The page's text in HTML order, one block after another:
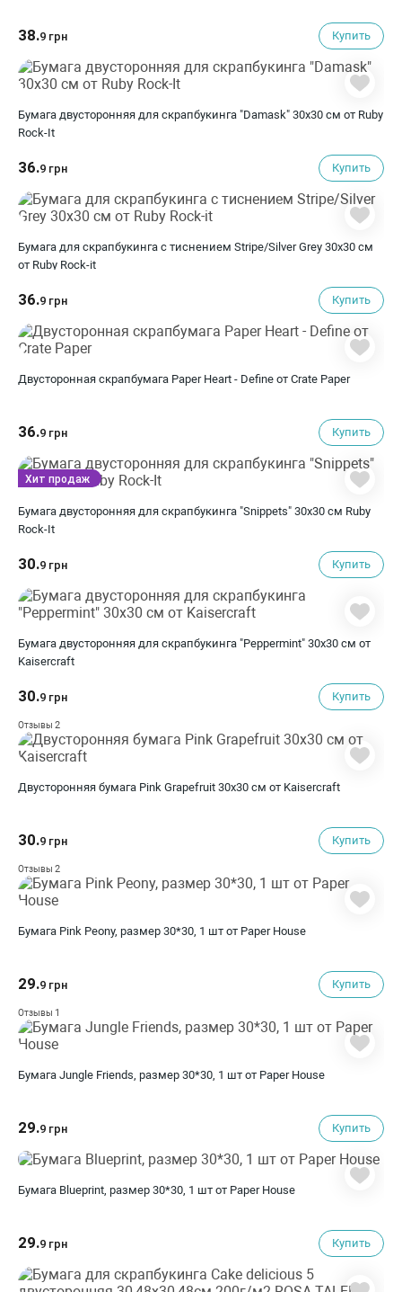
38.9 грн Купить
Бумага двусторонняя для скрапбукинга "Damask" 30х30 см от Ruby
Rock-It
36.9 грн Купить
Бумага для скрапбукинга с тиснением Stripe/Silver Grey 30х30 см
от Ruby Rock-it
36.9 грн Купить
Двусторонная скрапбумага Paper Heart - Define от Crate Paper
36.9 грн Купить
Бумага двусторонняя для скрапбукинга "Snippets" 30х30 см Ruby
Rock-It
30.9 грн Купить
Хит продаж
Бумага двусторонняя для скрапбукинга "Peppermint" 30х30 см от
Kaisercraft
30.9 грн Купить
Отзывы 2
Двусторонняя бумага Pink Grapefruit 30х30 см от Kaisercraft
30.9 грн Купить
Отзывы 2
Бумага Pink Peony, размер 30*30, 1 шт от Paper House
29.9 грн Купить
Отзывы 1
Бумага Jungle Friends, размер 30*30, 1 шт от Paper House
29.9 грн Купить
Бумага Blueprint, размер 30*30, 1 шт от Paper House
29.9 грн Купить